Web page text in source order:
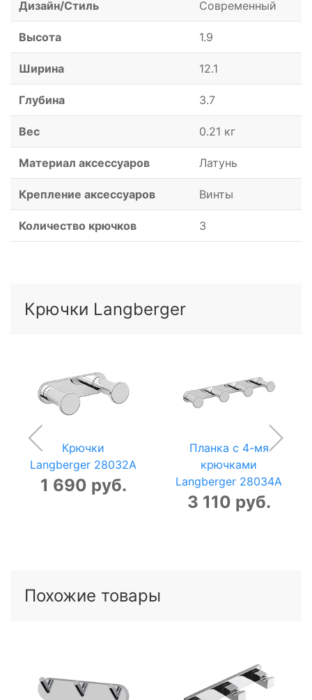
Дизайн/Стиль Современный
Высота 1.9
Ширина 12.1
Глубина 3.7
Вес 0.21 кг
Материал аксессуаров Латунь
Крепление аксессуаров Винты
Количество крючков 3
Крючки Langberger
Крючки
Langberger 28032A
1 690 руб.
Планка с 4-мя
крючками
Langberger 28034A
3 110 руб.
Похожие товары